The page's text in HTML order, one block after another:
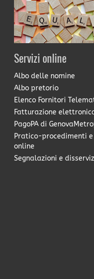
Servizi online
Albo delle nomine
Albo pretorio
Elenco Fornitori
Fatturazione
PagoPA di
Pratico-procedimenti
online
Segnalazioni e